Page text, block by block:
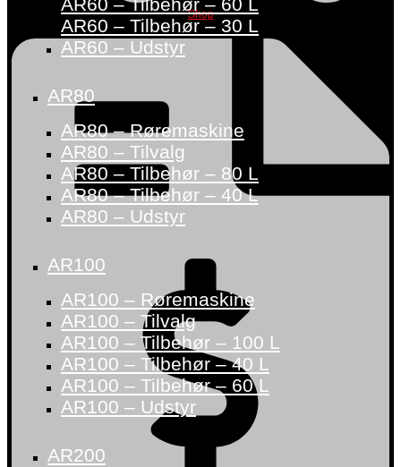
Shop
AR60 – Tilbehør – 60 L
AR60 – Tilbehør – 30 L
AR60 – Udstyr
AR80
AR80 – Røremaskine
AR80 – Tilvalg
AR80 – Tilbehør – 80 L
AR80 – Tilbehør – 40 L
AR80 – Udstyr
AR100
AR100 – Røremaskine
AR100 – Tilvalg
AR100 – Tilbehør – 100 L
AR100 – Tilbehør – 40 L
AR100 – Tilbehør – 60 L
AR100 – Udstyr
AR200